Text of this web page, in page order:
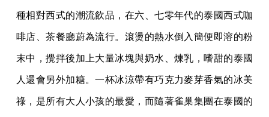
種相對西式的潮流飲品，在六、七零年代的泰國西式咖
啡店、茶餐廳蔚為流行。滾燙的熱水倒入簡便即溶的粉
末中，攪拌後加上大量冰塊與奶水、煉乳，嗜甜的泰國
人還會另外加糖。一杯冰涼帶有巧克力麥芽香氣的冰美
祿，是所有大人小孩的最愛，而隨著雀巢集團在泰國的